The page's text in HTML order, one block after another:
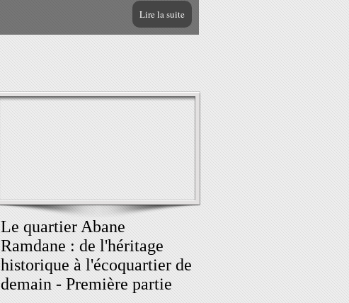
Lire la suite
Le quartier Abane
Ramdane : de l'héritage
historique à l'écoquartier de
demain - Première partie